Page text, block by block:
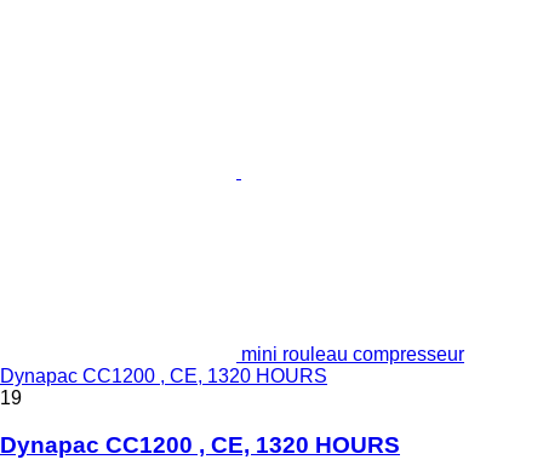
mini rouleau compresseur
Dynapac CC1200 , CE, 1320 HOURS
19
Dynapac CC1200 , CE, 1320 HOURS